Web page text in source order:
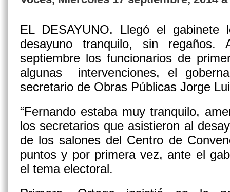
EL DESAYUNO. Llegó el gabinete
desayuno tranquilo, sin
septiembre los funcionarios de
algunas intervenciones, el
secretario de Obras Públicas Jorge
“Fernando estaba muy tranquilo,
los secretarios que asistieron al
de los salones del Centro de
puntos y por primera vez, ante el
el tema electoral.